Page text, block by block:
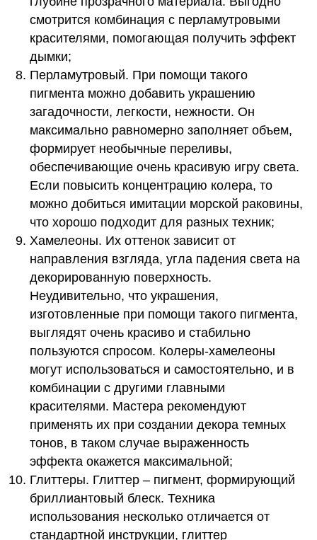
смотрится комбинация с перламутровыми
красителями, помогающая получить эффект
дымки;
Перламутровый. При помощи такого
пигмента можно добавить украшению
загадочности, легкости, нежности. Он
максимально равномерно заполняет объем,
формирует необычные переливы,
обеспечивающие очень красивую игру света.
Если повысить концентрацию колера, то
можно добиться имитации морской раковины,
что хорошо подходит для разных техник;
Хамелеоны. Их оттенок зависит от
направления взгляда, угла падения света на
декорированную поверхность.
Неудивительно, что украшения,
изготовленные при помощи такого пигмента,
выглядят очень красиво и стабильно
пользуются спросом. Колеры-хамелеоны
могут использоваться и самостоятельно, и в
комбинации с другими главными
красителями. Мастера рекомендуют
применять их при создании декора темных
тонов, в таком случае выраженность
эффекта окажется максимальной;
Глиттеры. Глиттер – пигмент, формирующий
бриллиантовый блеск. Техника
использования несколько отличается от
стандартной инструкции, глиттер